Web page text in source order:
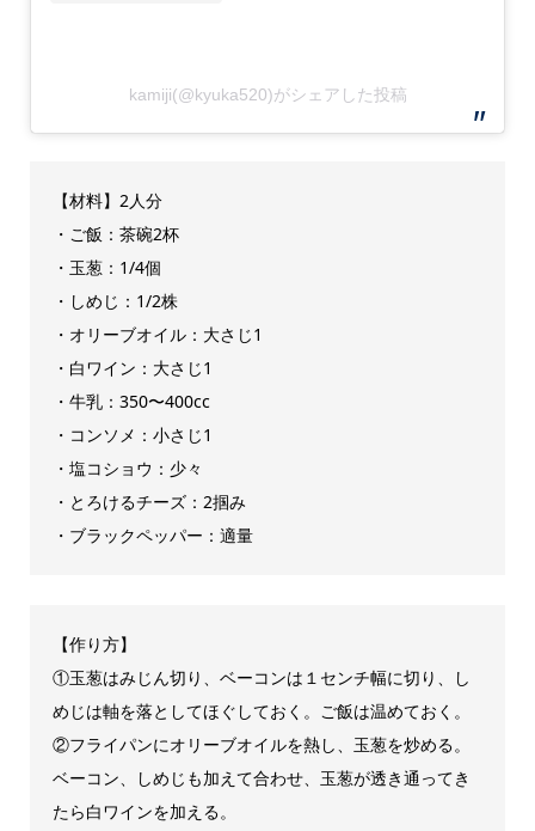
kamiji(@kyuka520)がシェアした投稿
【材料】2人分
・ご飯：茶碗2杯
・玉葱：1/4個
・しめじ：1/2株
・オリーブオイル：大さじ1
・白ワイン：大さじ1
・牛乳：350〜400cc
・コンソメ：小さじ1
・塩コショウ：少々
・とろけるチーズ：2掴み
・ブラックペッパー：適量
【作り方】
①玉葱はみじん切り、ベーコンは１センチ幅に切り、し
めじは軸を落としてほぐしておく。ご飯は温めておく。
②フライパンにオリーブオイルを熱し、玉葱を炒める。
ベーコン、しめじも加えて合わせ、玉葱が透き通ってき
たら白ワインを加える。